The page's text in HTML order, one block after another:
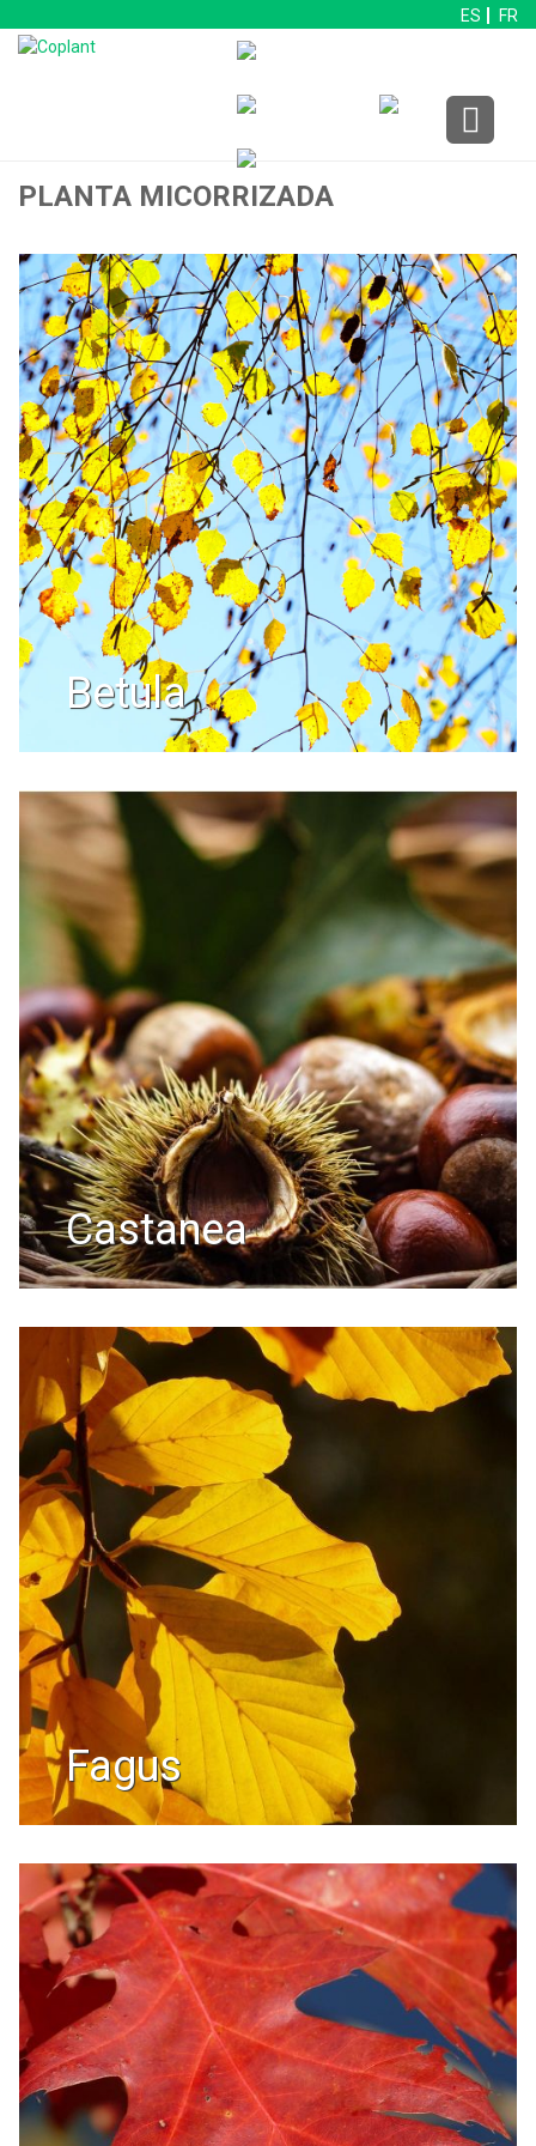
ES FR
PLANTA MICORRIZADA
betula
castanea
fagus